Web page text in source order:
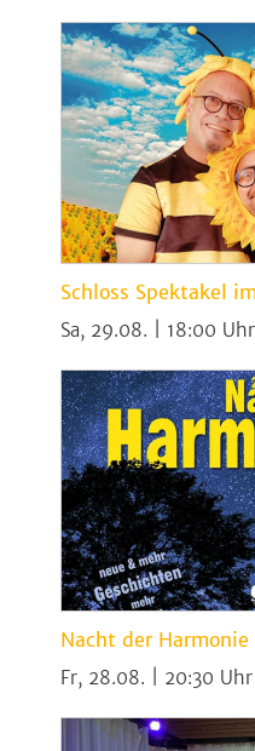
Schloss Spektakel
Sa, 29.08. | 18:00
Nacht der Harmonie
Fr, 28.08. | 20:30